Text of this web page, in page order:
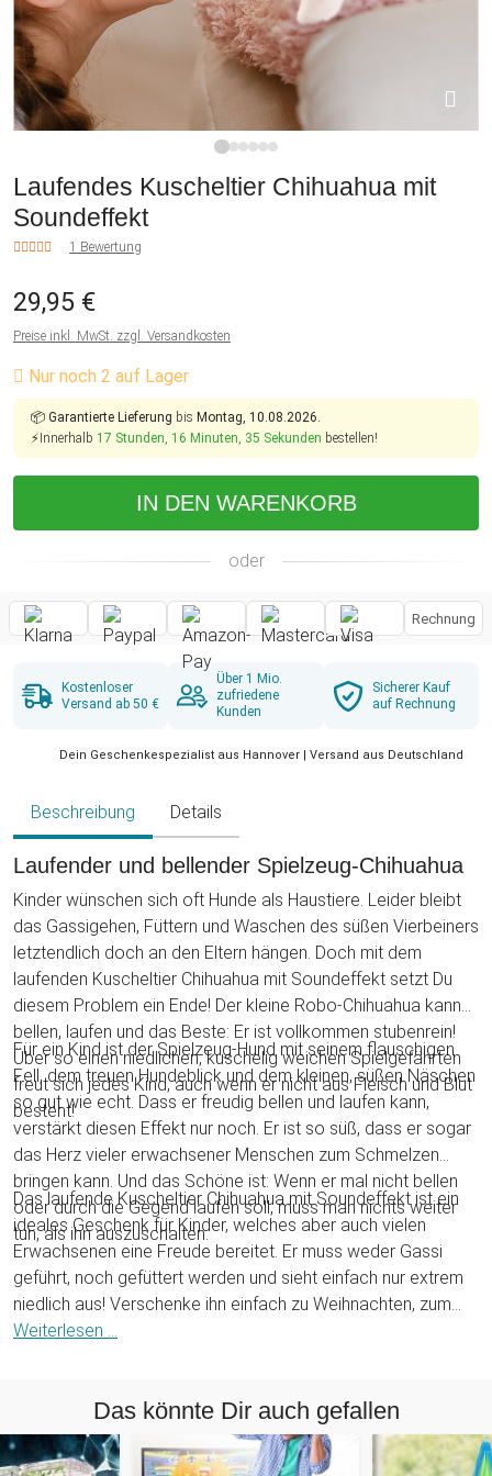
Laufendes Kuscheltier Chihuahua mit
Soundeffekt
1 Bewertung
29,95 €
Preise inkl. MwSt. zzgl. Versandkosten
Nur noch 2 auf Lager
📦 Garantierte Lieferung bis Montag, 10.08.2026.
⚡Innerhalb 17 Stunden, 16 Minuten, 35 Sekunden bestellen!
IN DEN WARENKORB
oder
Rechnung
Kostenloser
Versand ab 50 €
Über 1 Mio.
zufriedene
Kunden
Sicherer Kauf
auf Rechnung
Dein Geschenkespezialist aus Hannover | Versand aus Deutschland
Beschreibung Details
Laufender und bellender Spielzeug-Chihuahua
Kinder wünschen sich oft Hunde als Haustiere. Leider bleibt
das Gassigehen, Füttern und Waschen des süßen Vierbeiners
letztendlich doch an den Eltern hängen. Doch mit dem
laufenden Kuscheltier Chihuahua mit Soundeffekt setzt Du
diesem Problem ein Ende! Der kleine Robo-Chihuahua kann
bellen, laufen und das Beste: Er ist vollkommen stubenrein!
Über so einen niedlichen, kuschelig weichen Spielgefährten
freut sich jedes Kind, auch wenn er nicht aus Fleisch und Blut
besteht!
Für ein Kind ist der Spielzeug-Hund mit seinem flauschigen
Fell, dem treuen Hundeblick und dem kleinen, süßen Näschen
so gut wie echt. Dass er freudig bellen und laufen kann,
verstärkt diesen Effekt nur noch. Er ist so süß, dass er sogar
das Herz vieler erwachsener Menschen zum Schmelzen
bringen kann. Und das Schöne ist: Wenn er mal nicht bellen
oder durch die Gegend laufen soll, muss man nichts weiter
tun, als ihn auszuschalten.
Das laufende Kuscheltier Chihuahua mit Soundeffekt ist ein
ideales Geschenk für Kinder, welches aber auch vielen
Erwachsenen eine Freude bereitet. Er muss weder Gassi
geführt, noch gefüttert werden und sieht einfach nur extrem
niedlich aus! Verschenke ihn einfach zu Weihnachten, zum
Geburtstag, zum Nikolaus oder zu einem anderen Anlass.
lebhaften Wesen garantiert zum Lächeln bringen wird.
Weiterlesen ...
Das könnte Dir auch gefallen